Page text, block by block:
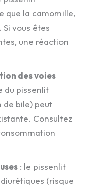
que la camomille,
vous êtes
une réaction
des voies
du pissenlit
de bile) peut
Consultez
: le pissenlit
(risque